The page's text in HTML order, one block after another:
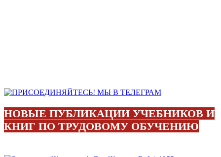
НОВЫЕ ПУБЛИКАЦИИ УЧЕБНИКОВ И
КНИГ ПО ТРУДОВОМУ ОБУЧЕНИЮ